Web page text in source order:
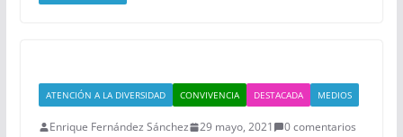
ATENCIÓN A LA DIVERSIDAD CONVIVENCIA DESTACADA MEDIOS
Enrique Fernández Sánchez 29 mayo, 2021
0 comentarios